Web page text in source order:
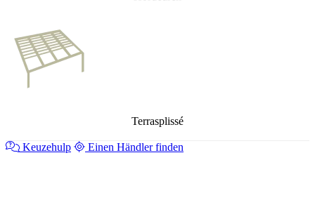
Terrasplissé
Keuzehulp Einen Händler finden